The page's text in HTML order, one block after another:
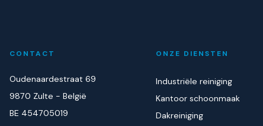
CONTACT
Oudenaardestraat 69
9870 Zulte - België
BE 454705019
ONZE DIENSTEN
Industriële reiniging
Kantoor schoonmaak
Dakreiniging